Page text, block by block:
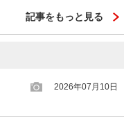
記事をもっと見る
2026年07月10日